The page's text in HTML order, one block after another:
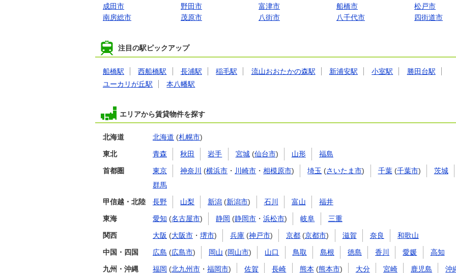
成田市
野田市 富津市 船橋市
松戸市
南房総市
茂原市 八街市 八千代市 四街道市
注目の駅ピックアップ
船橋駅 西船橋駅 長浦駅 稲毛駅 流山おおたかの森駅 新浦安駅 小室駅
勝田台駅
ユーカリが丘駅
本八幡駅
エリアから賃貸物件を探す
北海道 北海道 (札幌市)
東北 青森 秋田 岩手 宮城(仙台市) 山形 福島
首都圏 東京 神奈川 (横浜市 ・ 川崎市 ・相模原市) 埼玉 (さいたま市) 千葉(千葉市)
茨城
群馬
甲信越・北陸 長野 山梨 新潟 (新潟市) 石川 富山 福井
東海 愛知 (名古屋市) 静岡 (静岡市 ・浜松市) 岐阜 三重
関西 大阪 (大阪市 ・ 堺市) 兵庫 (神戸市) 京都 (京都市) 滋賀 奈良 和歌山
中国・四国 広島 (広島市) 岡山 (岡山市) 山口 鳥取 島根 徳島 香川 愛媛 高知
九州・沖縄 福岡 (北九州市 ・ 福岡市) 佐賀 長崎 熊本 (熊本市) 大分 宮崎 鹿児島 沖